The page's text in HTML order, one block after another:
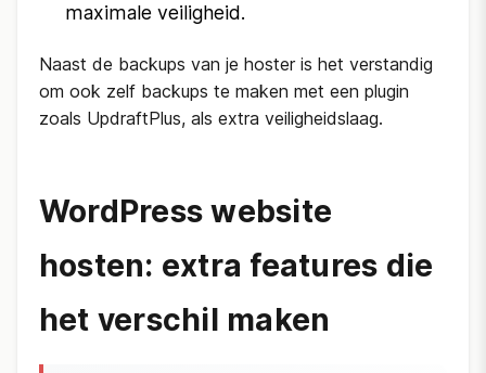
maximale veiligheid.
Naast de backups van je hoster is het verstandig
om ook zelf backups te maken met een plugin
zoals UpdraftPlus, als extra veiligheidslaag.
WordPress website
hosten: extra features die
het verschil maken